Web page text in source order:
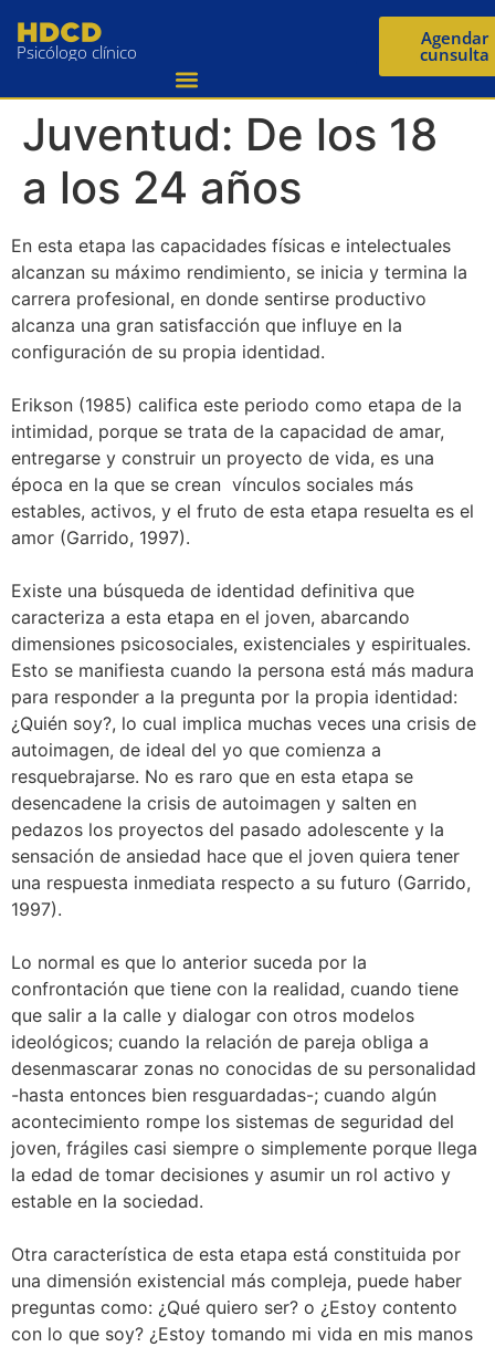
Psicólogo clínico
Agendar
cunsulta
Juventud: De los 18
a los 24 años
En esta etapa las capacidades físicas e intelectuales
alcanzan su máximo rendimiento, se inicia y termina la
carrera profesional, en donde sentirse productivo
alcanza una gran satisfacción que influye en la
configuración de su propia identidad.
Erikson (1985) califica este periodo como etapa de la
intimidad, porque se trata de la capacidad de amar,
entregarse y construir un proyecto de vida, es una
época en la que se crean vínculos sociales más
estables, activos, y el fruto de esta etapa resuelta es el
amor (Garrido, 1997).
Existe una búsqueda de identidad definitiva que
caracteriza a esta etapa en el joven, abarcando
dimensiones psicosociales, existenciales y espirituales.
Esto se manifiesta cuando la persona está más madura
para responder a la pregunta por la propia identidad:
¿Quién soy?, lo cual implica muchas veces una crisis de
autoimagen, de ideal del yo que comienza a
resquebrajarse. No es raro que en esta etapa se
desencadene la crisis de autoimagen y salten en
pedazos los proyectos del pasado adolescente y la
sensación de ansiedad hace que el joven quiera tener
una respuesta inmediata respecto a su futuro (Garrido,
1997).
Lo normal es que lo anterior suceda por la
confrontación que tiene con la realidad, cuando tiene
que salir a la calle y dialogar con otros modelos
ideológicos; cuando la relación de pareja obliga a
desenmascarar zonas no conocidas de su personalidad
-hasta entonces bien resguardadas-; cuando algún
acontecimiento rompe los sistemas de seguridad del
joven, frágiles casi siempre o simplemente porque llega
la edad de tomar decisiones y asumir un rol activo y
estable en la sociedad.
Otra característica de esta etapa está constituida por
una dimensión existencial más compleja, puede haber
preguntas como: ¿Qué quiero ser? o ¿Estoy contento
con lo que soy? ¿Estoy tomando mi vida en mis manos